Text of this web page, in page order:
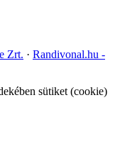
Zrt. · Randivonal.hu -
sütiket (cookie)